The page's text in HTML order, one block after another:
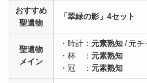
おすすめ
聖遺物
「翠緑の影」4セット
聖遺物
メイン
・時計： 元素熟知 / 元チ
・杯 ： 元素熟知
・冠 ： 元素熟知